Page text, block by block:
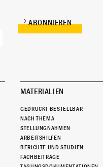
MATERIALIEN
GEDRUCKT BESTELLBAR
NACH THEMA
STELLUNGNAHMEN
ARBEITSHILFEN
BERICHTE UND STUDIEN
FACHBEITRÄGE